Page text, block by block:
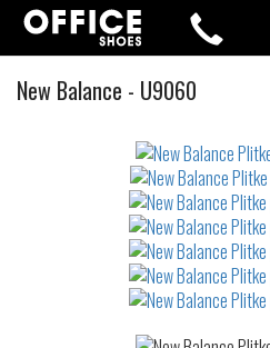
New Balance Plitke
- U9060